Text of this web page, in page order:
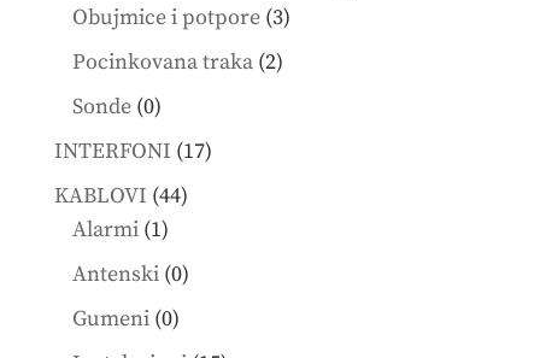
Obujmice i potpore 33
Pocinkovana traka 22
Sonde 00
products
INTERFONI 1717
KABLOVI 4444
Alarmi 11
product
Antenski 00
Gumeni 00
products